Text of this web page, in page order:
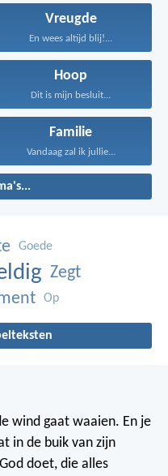
Vreugde
En wees altijd blij!...
Hoop
Dit is mijn besluit...
Familie
Vandaag zal ik jullie...
Goede
Zegt
Op
wind gaat waaien. En je
in de buik van zijn
doet, die alles